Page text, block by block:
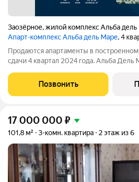
Заозёрное,жилой комплекс Альба
Апарт-комплекс Альба дель Маре, 4
Продаются апартаменты в
сдачи 4 квартал 2024 года. Альба Дель Маре это
Уютные здания переменной этажности
ходьбы (385 метров) от одного
Позвонить
17 000 000 ₽
101,8 м² 3-комн. квартира 2 этаж из 6